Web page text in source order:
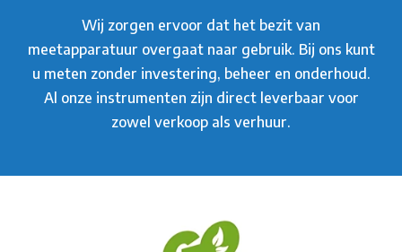
Wij zorgen ervoor dat het bezit van
meetapparatuur overgaat naar gebruik. Bij ons kunt
u meten zonder investering, beheer en onderhoud.
Al onze instrumenten zijn direct leverbaar voor
zowel verkoop als verhuur.